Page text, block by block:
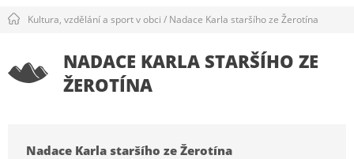
Kultura, vzdělání a sport v obci / Nadace Karla staršího ze Žerotína
NADACE KARLA STARŠÍHO ZE
ŽEROTÍNA
Nadace Karla staršího ze Žerotína